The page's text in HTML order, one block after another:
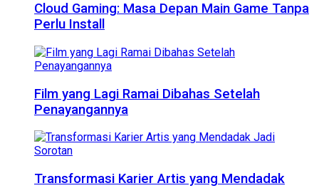
Cloud Gaming: Masa Depan Main Game Tanpa
Perlu Install
Film yang Lagi Ramai Dibahas Setelah
Penayangannya
Transformasi Karier Artis yang Mendadak